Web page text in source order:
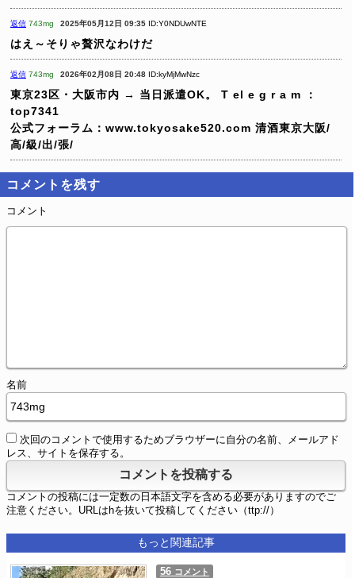
返信 743mg 2025年05月12日 09:35 ID:Y0NDUwNTE
はえ～そりゃ贅沢なわけだ
返信 743mg 2026年02月08日 20:48 ID:kyMjMwNzc
東京23区・大阪市内 → 当日派遣OK。
T el e g r a m ：
top7341
公式フォーラム：www.tokyosake520.com 清酒東京大阪/
高/級/出/張/
コメントを残す
コメント
名前
次回のコメントで使用するためブラウザーに自分の名前、メールアド
レス、サイトを保存する。
コメントの投稿には一定数の日本語文字を含める必要がありますのでご
注意ください。URLはhを抜いて投稿してください（ttp://）
もっと関連記事
56 コメント